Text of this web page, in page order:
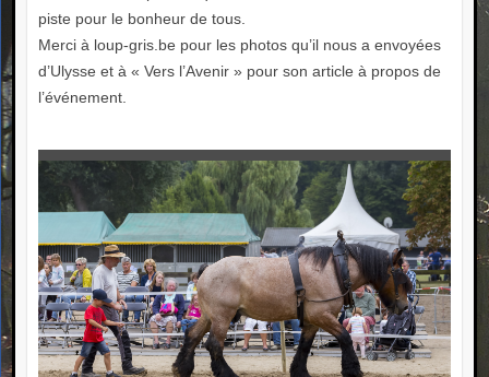
piste pour le bonheur de tous.
Merci à loup-gris.be pour les photos qu’il nous a envoyées
d’Ulysse et à « Vers l’Avenir » pour son article à propos de
l’événement.